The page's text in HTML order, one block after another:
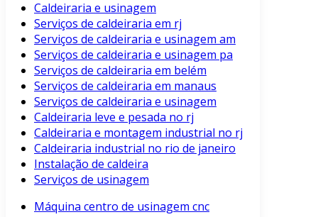
Caldeiraria e usinagem
Serviços de caldeiraria em rj
Serviços de caldeiraria e usinagem am
Serviços de caldeiraria e usinagem pa
Serviços de caldeiraria em belém
Serviços de caldeiraria em manaus
Serviços de caldeiraria e usinagem
Caldeiraria leve e pesada no rj
Caldeiraria e montagem industrial no rj
Caldeiraria industrial no rio de janeiro
Instalação de caldeira
Serviços de usinagem
Máquina centro de usinagem cnc